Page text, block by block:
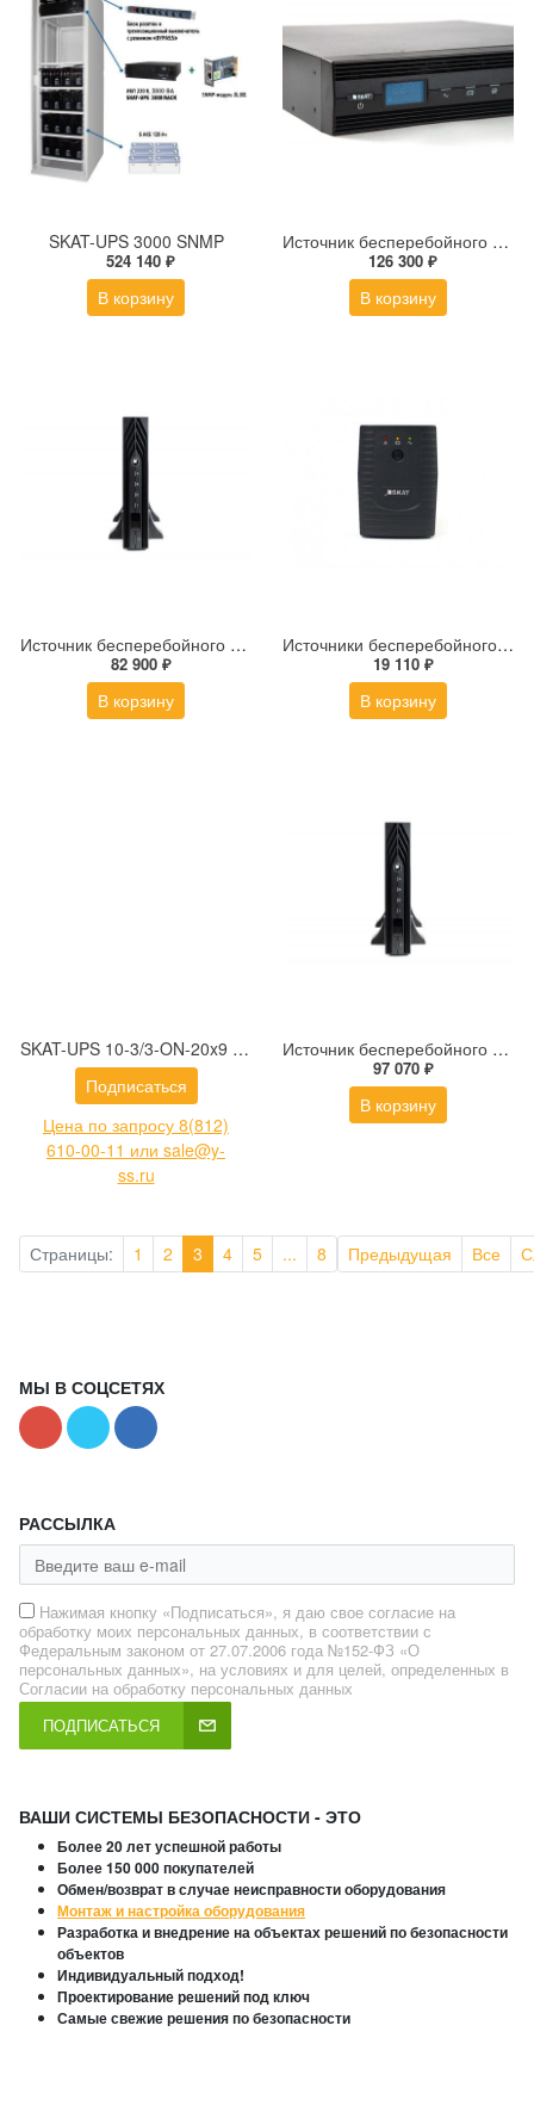
SKAT-UPS 3000 SNMP
524 140 ₽
В корзину
Источник бесперебойного питания SKAT-UPS 3000-RACK-ON-E
126 300 ₽
В корзину
Источник бесперебойного питания SKAT-UPS 1500-RACK-ON-E
82 900 ₽
В корзину
Источники бесперебойного питания SKAT-UPS 800/400
19 110 ₽
В корзину
SKAT-UPS 10-3/3-ON-20x9 трехфазный источник бесперебойного питания 9кВт, Online синусоида
Подписаться
Цена по запросу 8(812)
610-00-11 или sale@y-
ss.ru
Источник бесперебойного питания SKAT-UPS 2000-RACK-ON-E
97 070 ₽
В корзину
Страницы: 1 2 3 4 5 ... 8 Предыдущая Все
МЫ В СОЦСЕТЯХ
РАССЫЛКА
Нажимая кнопку «Подписаться», я даю свое согласие на
обработку моих персональных данных, в соответствии с
Федеральным законом от 27.07.2006 года №152-ФЗ «О
персональных данных», на условиях и для целей, определенных в
Согласии на обработку персональных данных
ПОДПИСАТЬСЯ
ВАШИ СИСТЕМЫ БЕЗОПАСНОСТИ - ЭТО
Более 20 лет успешной работы
Более 150 000 покупателей
Обмен/возврат в случае неисправности оборудования
Монтаж и настройка оборудования
Разработка и внедрение на объектах решений по безопасности
объектов
Индивидуальный подход!
Проектирование решений под ключ
Самые свежие решения по безопасности